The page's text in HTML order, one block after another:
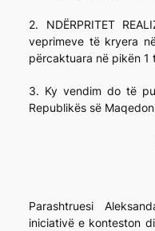
2. NDËRPRITET
veprimeve të kryera
përcaktuara në pikën 1
3. Ky vendim do të
Republikës së
Parashtruesi
iniciativë e konteston